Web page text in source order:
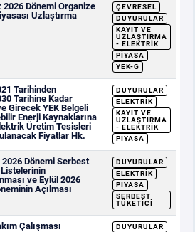
2026 Dönemi Organize
Uzlaştırma
ÇEVRESEL
DUYURULAR
KAYIT VE
UZLAŞTIRMA
- ELEKTRIK
PIYASA
YEK-G
Tarihinden
Tarihine Kadar
Girecek YEK Belgeli
Enerji Kaynaklarına
Üretim Tesisleri
Fiyatlar Hk.
DUYURULAR
ELEKTRIK
KAYIT VE
UZLAŞTIRMA
- ELEKTRIK
PIYASA
Dönemi Serbest
ve Eylül 2026
Açılması
DUYURULAR
ELEKTRIK
PIYASA
SERBEST
TÜKETICI
Çalışması
DUYURULAR